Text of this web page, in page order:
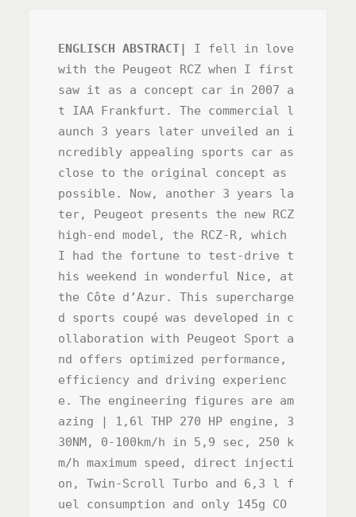
ENGLISCH ABSTRACT|
I fell in love
with the Peugeot RCZ when I first
saw it as a concept car in 2007 a
t IAA Frankfurt. The commercial l
aunch 3 years later unveiled an i
ncredibly appealing sports car as
close to the original concept as
possible. Now, another 3 years la
ter, Peugeot presents the new RCZ
high-end model, the RCZ-R, which
I had the fortune to test-drive t
his weekend in wonderful Nice, at
the Côte d’Azur. This supercharge
d sports coupé was developed in c
ollaboration with Peugeot Sport a
nd offers optimized performance,
efficiency and driving experienc
e. The engineering figures are am
azing | 1,6l THP 270 HP engine, 3
30NM, 0-100km/h in 5,9 sec, 250 k
m/h maximum speed, direct injecti
on, Twin-Scroll Turbo and 6,3 l f
uel consumption and only 145g CO